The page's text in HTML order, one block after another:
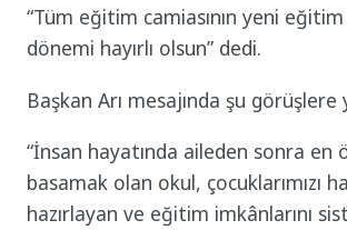
“Tüm eğitim camiasının yeni
dönemi hayırlı olsun” dedi.
Başkan Arı mesajında şu görüşlere
“İnsan hayatında aileden sonra en
basamak olan okul, çocuklarımızı
hazırlayan ve eğitim imkânlarını